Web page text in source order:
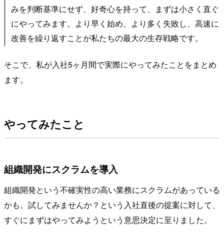
みを判断基準にせず、好奇心を持って、まずは小さく直ぐ
にやってみます。より早く始め、より多く失敗し、高速に
改善を繰り返すことが私たちの最大の生存戦略です。
そこで、私が入社5ヶ月間で実際にやってみたことをまとめ
ます。
やってみたこと
組織開発にスクラムを導入
組織開発という不確実性の高い業務にスクラムがあっている
かも。試してみませんか？という入社直後の提案に対して、
すぐにまずはやってみようという意思決定に至りました。